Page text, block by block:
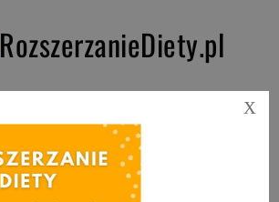
RozszerzanieDiety.pl
X